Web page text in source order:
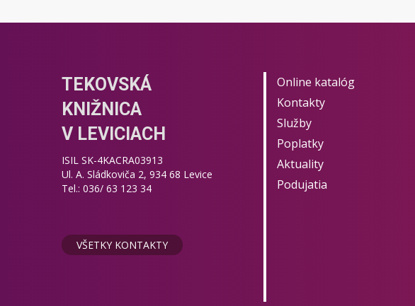
TEKOVSKÁ
KNIŽNICA
V LEVICIACH
ISIL SK-4KACRA03913
Ul. A. Sládkoviča 2, 934 68 Levice
Tel.: 036/ 63 123 34
VŠETKY KONTAKTY
Online katalóg
Kontakty
Služby
Poplatky
Aktuality
Podujatia